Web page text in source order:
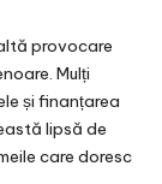
provocare
Mulți
și finanțarea
lipsă de
care doresc